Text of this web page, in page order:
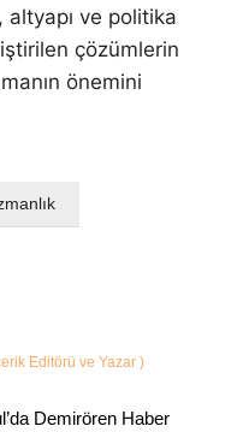
ve politika
çözümlerin
önemini
Editörü ve Yazar )
Demirören Haber